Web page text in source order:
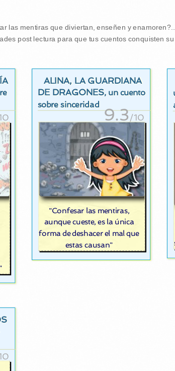
las mentiras que diviertan, enseñen y
post lectura para que tus cuentos conquisten
ALINA, LA GUARDIANA
DE DRAGONES, un cuento
sobre sinceridad
9.3/10
"Confesar las mentiras,
aunque cueste, es la única
forma de deshacer el mal que
estas causan"